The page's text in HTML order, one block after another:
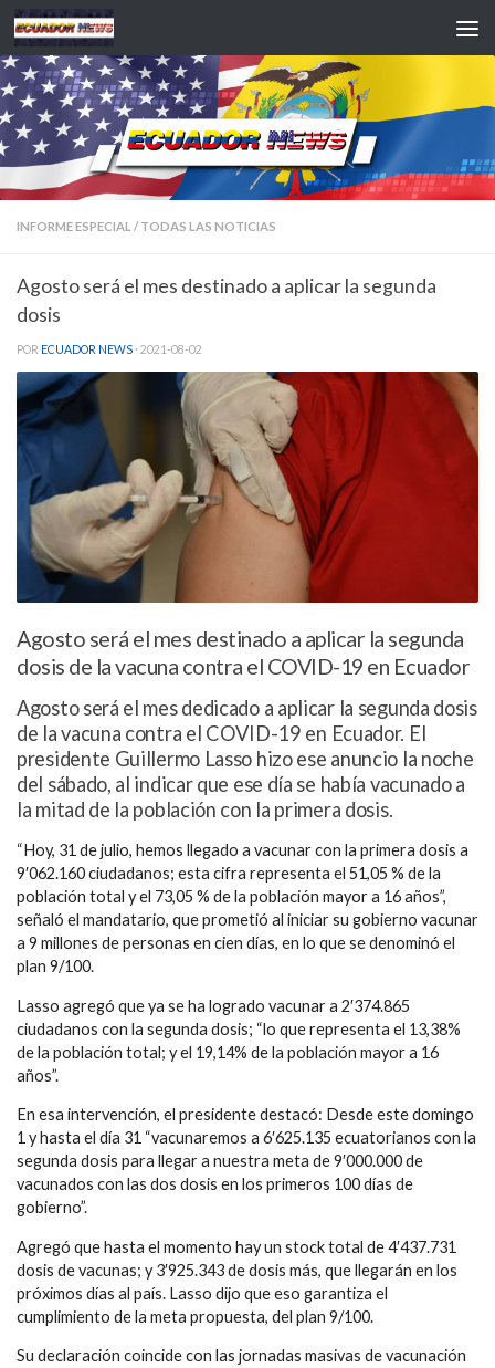
Saltar al contenido
INFORME ESPECIAL / TODAS LAS NOTICIAS
Agosto será el mes destinado a aplicar la segunda
dosis
POR ECUADOR NEWS · 2021-08-02
Agosto será el mes destinado a aplicar la segunda
dosis de la vacuna contra el COVID-19 en Ecuador
Agosto será el mes dedicado a aplicar la segunda dosis
de la vacuna contra el COVID-19 en Ecuador. El
presidente Guillermo Lasso hizo ese anuncio la noche
del sábado, al indicar que ese día se había vacunado a
la mitad de la población con la primera dosis.
“Hoy, 31 de julio, hemos llegado a vacunar con la primera dosis a
9′062.160 ciudadanos; esta cifra representa el 51,05 % de la
población total y el 73,05 % de la población mayor a 16 años”,
señaló el mandatario, que prometió al iniciar su gobierno vacunar
a 9 millones de personas en cien días, en lo que se denominó el
plan 9/100.
Lasso agregó que ya se ha logrado vacunar a 2′374.865
ciudadanos con la segunda dosis; “lo que representa el 13,38%
de la población total; y el 19,14% de la población mayor a 16
años”.
En esa intervención, el presidente destacó: Desde este domingo
1 y hasta el día 31 “vacunaremos a 6′625.135 ecuatorianos con la
segunda dosis para llegar a nuestra meta de 9′000.000 de
vacunados con las dos dosis en los primeros 100 días de
gobierno”.
Agregó que hasta el momento hay un stocktotal de 4′437.731
dosis de vacunas; y 3′925.343 de dosis más, que llegarán en los
próximos días al país. Lasso dijo que eso garantiza el
cumplimiento de la meta propuesta, del plan 9/100.
Su declaración coincide con las jornadas masivas de vacunación